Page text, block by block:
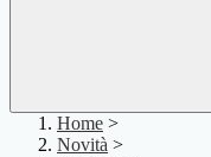
Home >
Novità >